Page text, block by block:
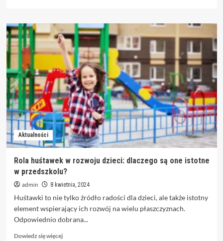
o
Najlepsza
restauracja
w
Białymstoku
–
gdzie
warto
zjeść?
Aktualności
Rola huśtawek w rozwoju dzieci: dlaczego są one istotne
w przedszkolu?
admin 8 kwietnia, 2024
Huśtawki to nie tylko źródło radości dla dzieci, ale także istotny
element wspierający ich rozwój na wielu płaszczyznach.
Odpowiednio dobrana...
Dowiedz się więcejDowiedz